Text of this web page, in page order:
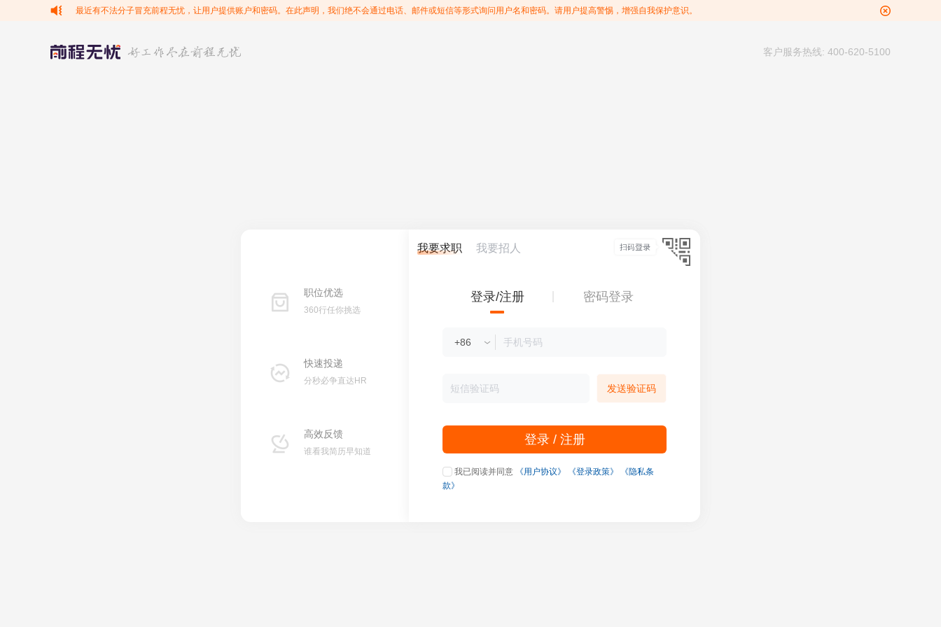
最近有不法分子冒充前程无忧，让用户提供账户和密码。在此声明，我们绝不会通过电话、邮件或短信等形式询问用户名和密码。请用户提高警惕，增强自我保护意识。
客户服务热线: 400-620-5100
职位优选
360行任你挑选
快速投递
分秒必争直达HR
高效反馈
谁看我简历早知道
我要求职 我要招人
登录/注册 密码登录
发送验证码
登录 / 注册
我已阅读并同意 《用户协议》 《登录政策》
《隐私条
款》